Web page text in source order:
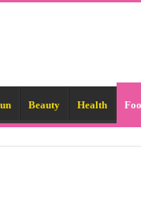
Health
Beauty